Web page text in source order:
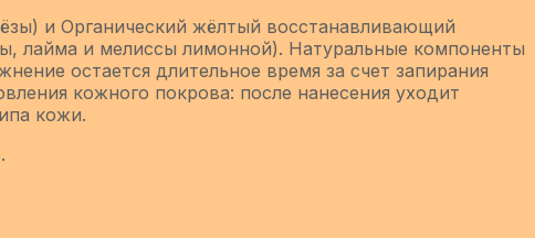
и Органический жёлтый восстанавливающий
лайма и мелиссы лимонной). Натуральные компоненты
остается длительное время за счет запирания
кожного покрова: после нанесения уходит
кожи.